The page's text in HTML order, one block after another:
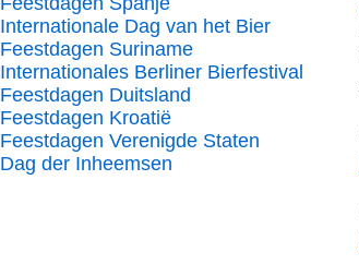
Internationale Dag van het Bier
Feestdagen Suriname
Internationales Berliner Bierfestival
Feestdagen Duitsland
Feestdagen Kroatië
Feestdagen Verenigde Staten
Dag der Inheemsen